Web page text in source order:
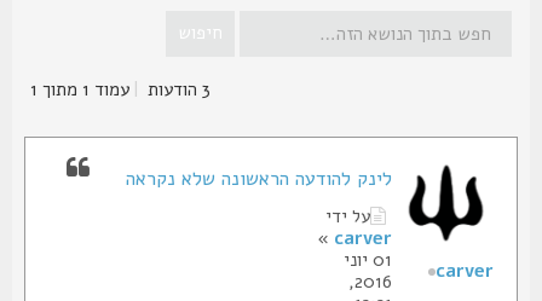
|עמוד1מתוך1
לינק להודעה הראשונה שלא נקראה
על ידי
carver
»
01 יוני
2016,
carver